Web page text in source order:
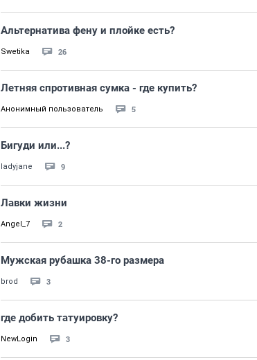
Альтернатива фену и плойке есть?
Swetika 26
Летняя спротивная сумка - где купить?
Анонимный пользователь 5
Бигуди или...?
ladyjane 9
Лавки жизни
Angel_7 2
Мужская рубашка 38-го размера
brod 3
где добить татуировку?
NewLogin 3